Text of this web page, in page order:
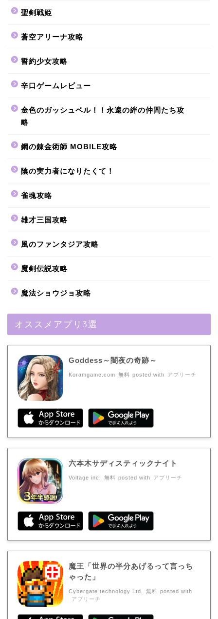
聖剣戦姫
蒼空アリーナ攻略
誓約少女攻略
辛口ゲームレビュー
金色のガッシュベル！！永遠の絆の仲間たち攻
略
鋼の錬金術師 MOBILE攻略
陰の実力者になりたくて！
雀魂攻略
雄才三国攻略
風のファンタジア攻略
魔剣伝説攻略
魔法ショウジョ攻略
オススメアプリ3選
Goddess～闇夜の奇跡～
Koramgame.com 無料 posted with アプリーチ
六本木サディスティックナイト
Voltage inc. 無料 posted with アプリーチ
魔王「世界の半分あげるって言っち
ゃった」
Cybergate technology Ltd. 無料 posted with
アプリーチ